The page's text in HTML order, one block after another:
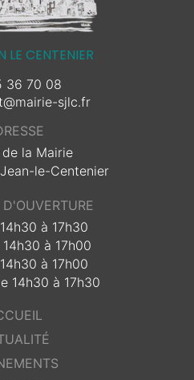
LE CENTENIER
36 70 08
sjlc.fr
de la Mairie
le-Centenier
à 17h30
à 17h00
à 17h00
14h30 à 17h30